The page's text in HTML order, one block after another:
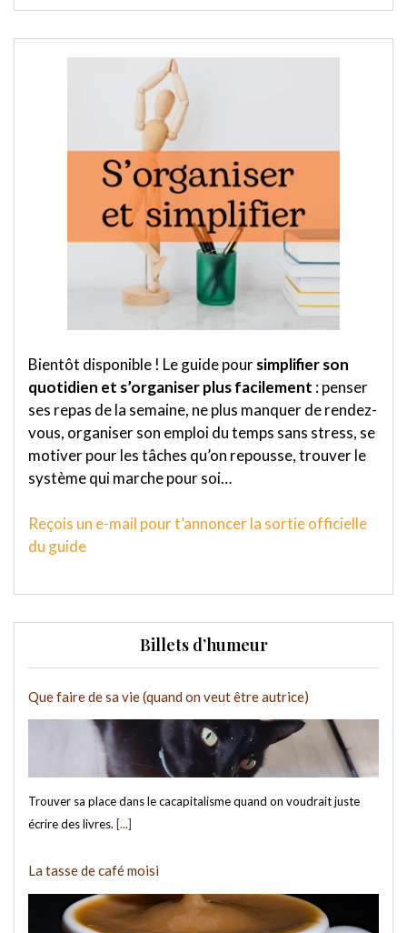
Bientôt disponible ! Le guide poursimplifier son
quotidien et s’organiser plus facilement : penser
ses repas de la semaine, ne plus manquer de rendez-
vous, organiser son emploi du temps sans stress, se
motiver pour les tâches qu’on repousse, trouver le
système qui marche pour soi…
Reçois un e-mail pour t’annoncer la sortie officielle
du guide
Billets d’humeur
Que faire de sa vie (quand on veut être autrice)
Trouver sa place dans le cacapitalisme quand on voudrait juste
écrire des livres. [...]
La tasse de café moisi